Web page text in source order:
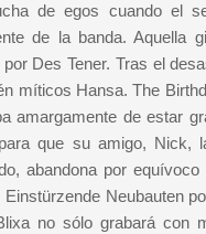
de egos cuando el
de la banda. Aquella
Des Tener. Tras el
míticos Hansa. The
amargamente de estar
que su amigo, Nick,
abandona por
Einstürzende Neubauten
no sólo grabará con